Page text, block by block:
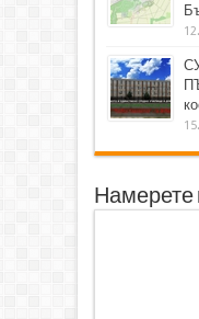
Намерете